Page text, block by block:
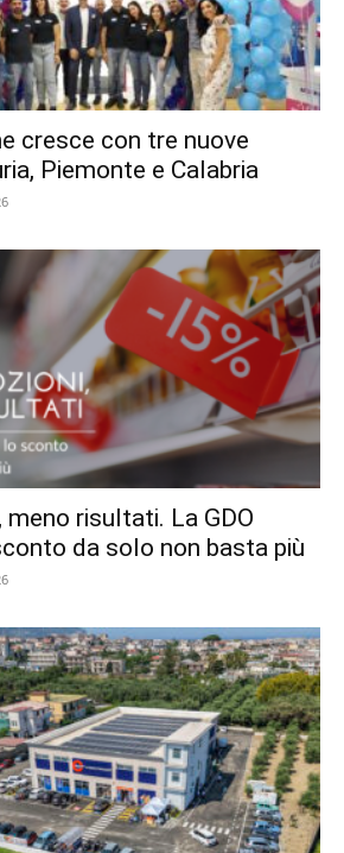
cresce con tre nuove
Piemonte e Calabria
meno risultati. La GDO
da solo non basta più